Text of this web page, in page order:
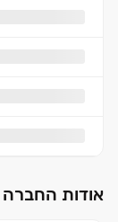
אודות החברה